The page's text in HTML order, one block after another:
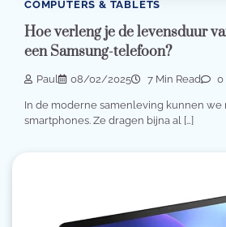
COMPUTERS & TABLETS
Hoe verleng je de levensduur
een Samsung-telefoon?
Paul 08/02/2025 7 Min Read 0
In de moderne samenleving kunnen we
smartphones. Ze dragen bijna al […]